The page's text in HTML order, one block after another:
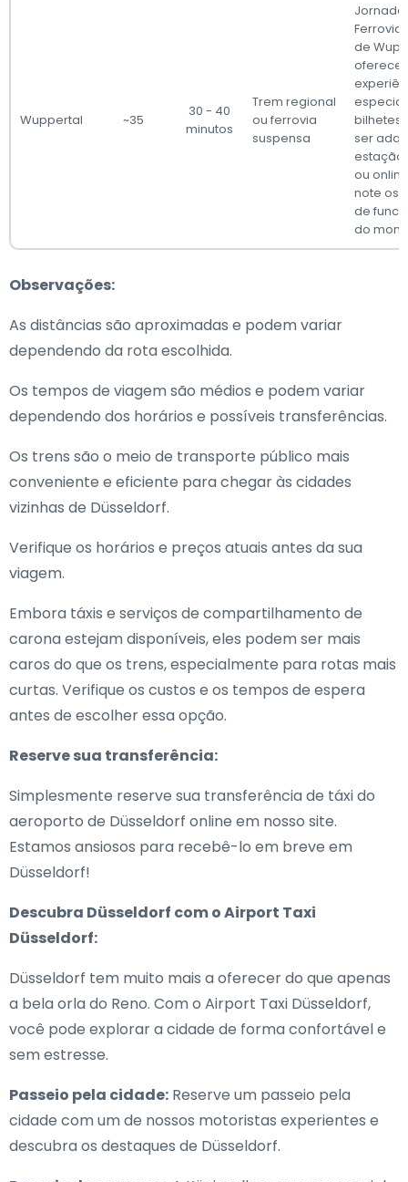
Wuppertal ~35
30 - 40
minutos
Trem regional
ou ferrovia
suspensa
Jornada
Ferrovia
de
oferece
bilhetes
ser
estação
ou
note os
de
do
Observações:
As distâncias são aproximadas e podem variar
dependendo da rota escolhida.
Os tempos de viagem são médios e podem variar
dependendo dos horários e possíveis transferências.
Os trens são o meio de transporte público mais
conveniente e eficiente para chegar às cidades
vizinhas de Düsseldorf.
Verifique os horários e preços atuais antes da sua
viagem.
Embora táxis e serviços de compartilhamento de
carona estejam disponíveis, eles podem ser mais
caros do que os trens, especialmente para rotas mais
curtas. Verifique os custos e os tempos de espera
antes de escolher essa opção.
Reserve sua transferência:
Simplesmente reserve sua transferência de táxi do
aeroporto de Düsseldorf online em nosso site.
Estamos ansiosos para recebê-lo em breve em
Düsseldorf!
Descubra Düsseldorf com o Airport Taxi
Düsseldorf:
Düsseldorf tem muito mais a oferecer do que apenas
a bela orla do Reno. Com o Airport Taxi Düsseldorf,
você pode explorar a cidade de forma confortável e
sem estresse.
Passeio pela cidade: Reserve um passeio pela
cidade com um de nossos motoristas experientes e
descubra os destaques de Düsseldorf.